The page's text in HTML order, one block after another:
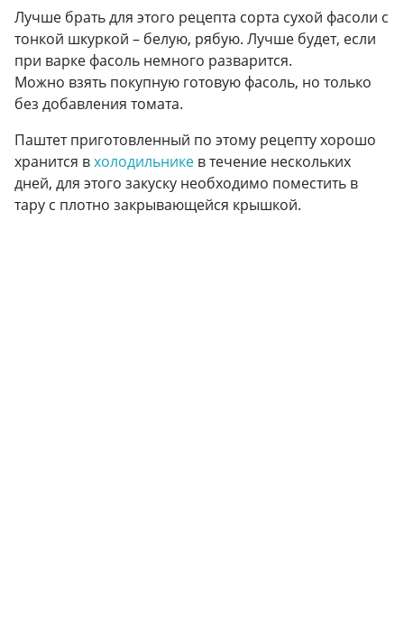
Лучше брать для этого рецепта сорта сухой фасоли с
тонкой шкуркой – белую, рябую. Лучше будет, если
при варке фасоль немного разварится.
Можно взять покупную готовую фасоль, но только
без добавления томата.
Паштет приготовленный по этому рецепту хорошо
хранится вхолодильнике в течение нескольких
дней, для этого закуску необходимо поместить в
тару с плотно закрывающейся крышкой.